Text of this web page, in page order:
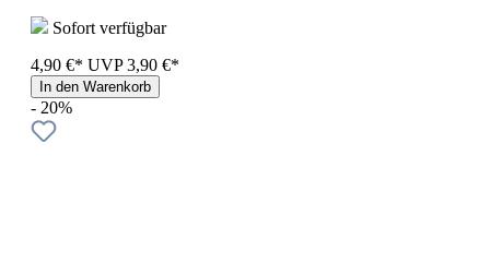
Sofort verfügbar
4,90 €* UVP 3,90 €*
In den Warenkorb
- 20%